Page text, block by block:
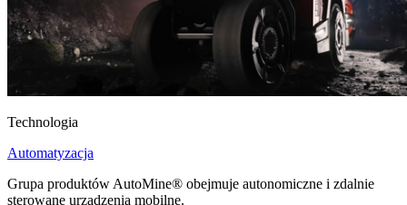
Technologia
Automatyzacja
Grupa produktów AutoMine® obejmuje autonomiczne i zdalnie
sterowane urządzenia mobilne.